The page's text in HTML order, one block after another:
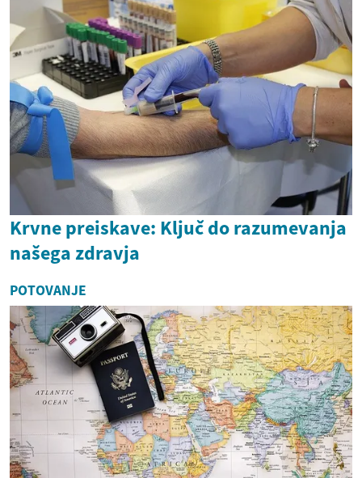
Krvne preiskave: Ključ do razumevanja
našega zdravja
POTOVANJE